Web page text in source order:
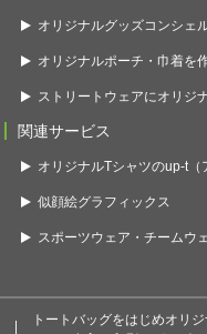
オリジナルグッズコンシェ
オリジナルポーチ・巾着を
ストリートウェアにオリジ
関連サービス
オリジナルTシャツのup-t（
似顔絵グラフィックス
スポーツウェア・チームウ
トートバッグをはじめオリ